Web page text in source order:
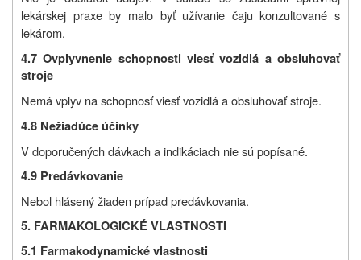
lekárskej praxe by malo byť užívanie čaju konzultované s
lekárom.
4.7 Ovplyvnenie schopnosti viesť vozidlá a obsluhovať
stroje
Nemá vplyv na schopnosť viesť vozidlá a obsluhovať stroje.
4.8 Nežiadúce účinky
V doporučených dávkach a indikáciach nie sú popísané.
4.9 Predávkovanie
Nebol hlásený žiaden prípad predávkovania.
5. FARMAKOLOGICKÉ VLASTNOSTI
5.1 Farmakodynamické vlastnosti